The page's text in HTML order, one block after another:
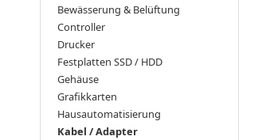
Bewässerung & Belüftung
Controller
Drucker
Festplatten SSD / HDD
Gehäuse
Grafikkarten
Hausautomatisierung
Kabel / Adapter